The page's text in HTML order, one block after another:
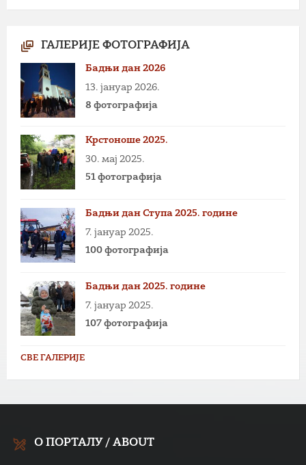
ГАЛЕРИЈЕ ФОТОГРАФИЈА
Бадњи дан 2026
13. јануар 2026.
8 фотографија
Крстоноше 2025.
30. мај 2025.
51 фотографија
Бадњи дан Ступа 2025. године
7. јануар 2025.
100 фотографија
Бадњи дан 2025. године
7. јануар 2025.
107 фотографија
СВЕ ГАЛЕРИЈЕ
О ПОРТАЛУ / ABOUT